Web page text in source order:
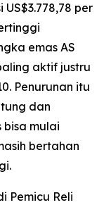
per
emas AS
aktif justru
Penurunan itu
dan
mulai
bertahan
Pemicu Reli